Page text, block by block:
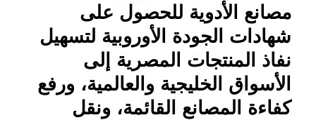
مصانع الأدوية للحصول على
شهادات الجودة الأوروبية لتسهيل
نفاذ المنتجات المصرية إلى
الأسواق الخليجية والعالمية، ورفع
كفاءة المصانع القائمة، ونقل